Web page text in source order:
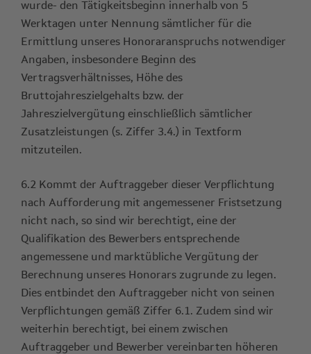
wurde- den Tätigkeitsbeginn innerhalb von 5
Werktagen unter Nennung sämtlicher für die
Ermittlung unseres Honoraranspruchs notwendiger
Angaben, insbesondere Beginn des
Vertragsverhältnisses, Höhe des
Bruttojahreszielgehalts bzw. der
Jahreszielvergütung einschließlich sämtlicher
Zusatzleistungen (s. Ziffer 3.4.) in Textform
mitzuteilen.
6.2 Kommt der Auftraggeber dieser Verpflichtung
nach Aufforderung mit angemessener Fristsetzung
nicht nach, so sind wir berechtigt, eine der
Qualifikation des Bewerbers entsprechende
angemessene und marktübliche Vergütung der
Berechnung unseres Honorars zugrunde zu legen.
Dies entbindet den Auftraggeber nicht von seinen
Verpflichtungen gemäß Ziffer 6.1. Zudem sind wir
weiterhin berechtigt, bei einem zwischen
Auftraggeber und Bewerber vereinbarten höheren